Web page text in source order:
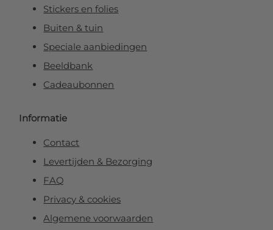
Stickers en folies
Buiten & tuin
Speciale aanbiedingen
Beeldbank
Cadeaubonnen
Informatie
Contact
Levertijden & Bezorging
FAQ
Privacy & cookies
Algemene voorwaarden